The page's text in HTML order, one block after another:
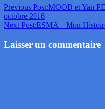
Previous Post:MOOD et Yan
octobre 2016
Next Post:ESMA – Mon
Laisser un commentaire